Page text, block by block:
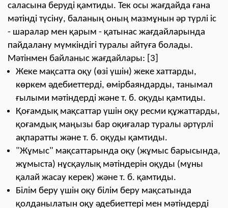
саласына беруді қамтиды. Тек осы жағдайда ғана
мәтінді түсіну, баланың оның мазмұнын әр түрлі іс
- шаралар мен қарым - қатынас жағдайларында
пайдалану мүмкіндігі туралы айтуға болады.
Мәтінмен байланыс жағдайлары: [3]
Жеке мақсатта оқу (өзі үшін) жеке хаттарды,
көркем әдебиеттерді, өмірбаяндарды, танымал
ғылыми мәтіндерді және т. б. оқуды қамтиды.
Қоғамдық мақсаттар үшін оқу ресми құжаттарды,
қоғамдық маңызы бар оқиғалар туралы әртүрлі
ақпаратты және т. б. оқуды қамтиды.
"Жұмыс" мақсаттарында оқу (жұмыс барысында,
жұмыста) нұсқаулық мәтіндерін оқуды (мұны
қалай жасау керек) және т. б. қамтиды.
Білім беру үшін оқу білім беру мақсатында
қолданылатын оқу әдебиеттері мен мәтіндерді